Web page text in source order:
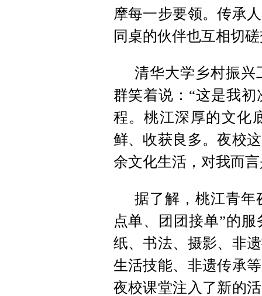
摩每一步要领。传承
同桌的伙伴也互相切
清华大学乡村振兴
群笑着说：“这是我
程。桃江深厚的文化
鲜、收获良多。夜校
余文化生活，对我而
据了解，桃江青年
点单、团团接单”的
纸、书法、摄影、非
生活技能、非遗传承
夜校课堂注入了新的